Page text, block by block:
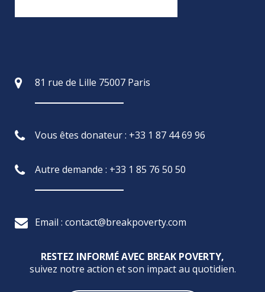
81 rue de Lille 75007 Paris
Vous êtes donateur : +33 1 87 44 69 96
Autre demande : +33 1 85 76 50 50
Email : contact@breakpoverty.com
RESTEZ INFORMÉ AVEC BREAK POVERTY,
suivez notre action et son impact au quotidien.